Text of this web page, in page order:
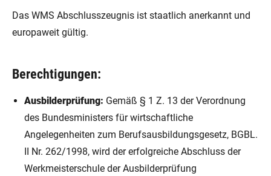
Das WMS Abschlusszeugnis ist staatlich anerkannt und
europaweit gültig.
Berechtigungen:
Ausbilderprüfung: Gemäß § 1 Z. 13 der Verordnung
des Bundesministers für wirtschaftliche
Angelegenheiten zum Berufsausbildungsgesetz, BGBL.
II Nr. 262/1998, wird der erfolgreiche Abschluss der
Werkmeisterschule der Ausbilderprüfung